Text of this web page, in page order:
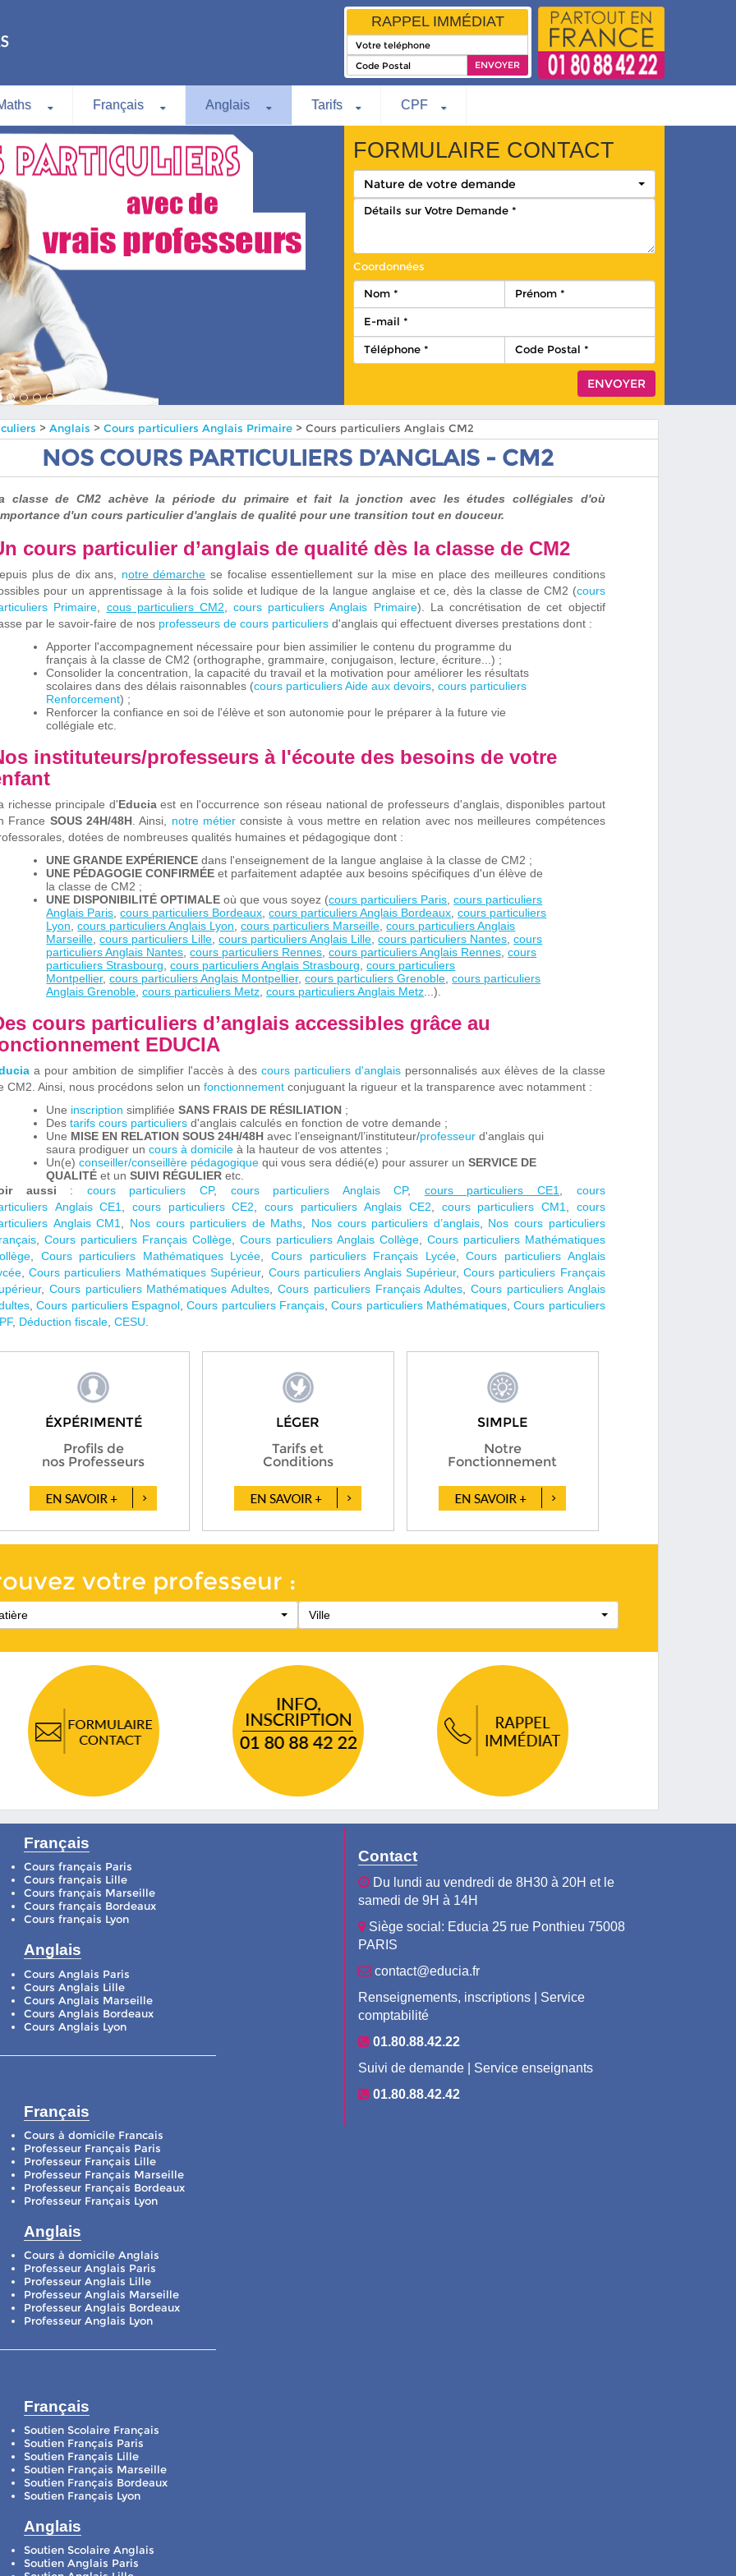
RAPPEL IMMÉDIAT
Français Anglais Tarifs CPF
FORMULAIRE CONTACT
Nature de votre demande
Coordonnées
>Anglais >Cours particuliers Anglais Primaire > Cours particuliers Anglais CM2
NOS COURS PARTICULIERS D’ANGLAIS - CM2
classe de CM2 achève la période du primaire et fait la jonction avec les études collégiales d'où
d'un cours particulier d'anglais de qualité pour une transition tout en douceur.
cours particulier d’anglais de qualité dès la classe de CM2
plus de dix ans, notre démarche se focalise essentiellement sur la mise en place des meilleures conditions
pour un apprentissage à la fois solide et ludique de la langue anglaise et ce, dès la classe de CM2 (cours
Primaire
cous particuliers CM2 ,cours particuliers Anglais Primaire). La concrétisation de cet objectif
par le savoir-faire de nos professeurs de cours particuliers d'anglais qui effectuent diverses prestations dont :
Apporter l'accompagnement nécessaire pour bien assimilier le contenu du programme du
français à la classe de CM2 (orthographe, grammaire, conjugaison, lecture, écriture...) ;
Consolider la concentration, la capacité du travail et la motivation pour améliorer les résultats
scolaires dans des délais raisonnables (cours particuliers Aide aux devoirs ,cours particuliers
Renforcement) ;
Renforcer la confiance en soi de l'élève et son autonomie pour le préparer à la future vie
collégiale etc.
instituteurs/professeurs à l'écoute des besoins de votre
richesse principale d'Educiaest en l'occurrence son réseau national de professeurs d'anglais, disponibles partout
France SOUS 24H/48H. Ainsi, notre métierconsiste à vous mettre en relation avec nos meilleures compétences
dotées de nombreuses qualités humaines et pédagogique dont :
UNE GRANDE EXPÉRIENCE dans l'enseignement de la langue anglaise à la classe de CM2 ;
UNE PÉDAGOGIE CONFIRMÉE et parfaitement adaptée aux besoins spécifiques d'un élève de
la classe de CM2 ;
UNE DISPONIBILITÉ OPTIMALE où que vous soyez (cours particuliers Paris ,cours particuliers
Anglais Paris ,cours particuliers Bordeaux ,cours particuliers Anglais Bordeaux ,cours particuliers
Lyon ,cours particuliers Anglais Lyon ,cours particuliers Marseille ,cours particuliers Anglais
Marseille ,cours particuliers Lille ,cours particuliers Anglais Lille ,cours particuliers Nantes ,cours
particuliers Anglais Nantes ,cours particuliers Rennes ,cours particuliers Anglais Rennes ,cours
particuliers Strasbourg ,cours particuliers Anglais Strasbourg ,cours particuliers
Montpellier,cours particuliers Anglais Montpellier,cours particuliers Grenoble ,cours particuliers
Anglais Grenoble ,cours particuliers Metz ,cours particuliers Anglais Metz ...).
cours particuliers d’anglais accessibles grâce au
EDUCIA
a pour ambition de simplifier l'accès à des cours particuliers d'anglaispersonnalisés aux élèves de la classe
CM2. Ainsi, nous procédons selon unfonctionnement conjuguant la rigueur et la transparence avec notamment :
Une inscription simplifiéeSANS FRAIS DE RÉSILIATION ;
Destarifs cours particuliers d'anglais calculés en fonction de votre demande ;
Une MISE EN RELATION SOUS 24H/48Havec l’enseignant/l’instituteur/professeur d'anglais qui
saura prodiguer uncours à domicile à la hauteur de vos attentes ;
Un(e)conseiller/conseillère pédagogique qui vous sera dédié(e) pour assurer unSERVICE DE
QUALITÉ et unSUIVI RÉGULIER etc.
aussi : cours particuliers CP, cours particuliers Anglais CP, cours particuliers CE1
cours
AnglaisCE1 ,cours particuliers CE2 ,cours particuliersAnglais CE2 cours particuliers CM1
cours
AnglaisCM1 Nos cours particuliers de Maths Nos cours particuliers d’anglais, Nos cours particuliers
,Cours particuliers Français Collège, Cours particuliers Anglais Collège, Cours particuliers Mathématiques
Cours particuliers Mathématiques Lycée ,Cours particuliers Français Lycée,Cours particuliers Anglais
,Cours particuliers Mathématiques Supérieur, Cours particuliers Anglais Supérieur,Cours particuliers Français
, Cours particuliers Mathématiques Adultes Cours particuliers Français Adultes ,Cours particuliers Anglais
,Cours particuliers Espagnol ,Cours partculiers Français ,Cours particuliers Mathématiques ,Cours particuliers
, Déduction fiscale ,CESU
ÉXPÉRIMENTÉ
Profils de
nos Professeurs
LÉGER
Tarifs et
Conditions
SIMPLE
Notre
Fonctionnement
votre professeur :
Ville
Français
Cours français Paris
Cours français Lille
Cours français Marseille
Cours français Bordeaux
Cours français Lyon
Anglais
Cours Anglais Paris
Cours Anglais Lille
Cours Anglais Marseille
Cours Anglais Bordeaux
Cours Anglais Lyon
Français
Cours à domicile Francais
Professeur Français Paris
Professeur Français Lille
Professeur Français Marseille
Professeur Français Bordeaux
Professeur Français Lyon
Anglais
Cours à domicile Anglais
Professeur Anglais Paris
Professeur Anglais Lille
Professeur Anglais Marseille
Professeur Anglais Bordeaux
Professeur Anglais Lyon
Français
Soutien Scolaire Français
Soutien Français Paris
Soutien Français Lille
Soutien Français Marseille
Soutien Français Bordeaux
Soutien Français Lyon
Anglais
Soutien Scolaire Anglais
Soutien Anglais Paris
Contact
Du lundi au vendredi de 8H30 à 20H et le
samedi de 9H à 14H
Siège social: Educia 25 rue Ponthieu 75008
PARIS
contact@educia.fr
Renseignements, inscriptions | Service
comptabilité
01.80.88.42.22
Suivi de demande | Service enseignants
01.80.88.42.42